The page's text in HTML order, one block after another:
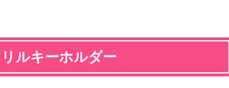
ルキーホルダー